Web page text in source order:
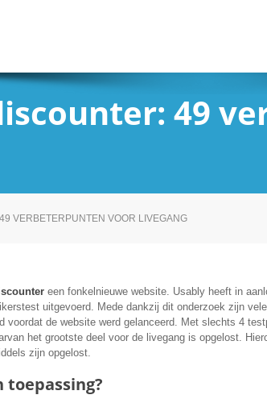
49
VERBETERPUNTEN VOOR LIVEGANG
een fonkelnieuwe website. Usably heeft in
uitgevoerd. Mede dankzij dit onderzoek zijn
voordat de website werd gelanceerd. Met slechts 4
het grootste deel voor de livegang is opgelost.
zijn opgelost.
toepassing?